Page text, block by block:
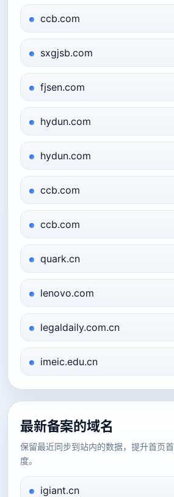
ccb.com
sxgjsb.com
fjsen.com
hydun.com
hydun.com
ccb.com
ccb.com
quark.cn
lenovo.com
legaldaily.com.cn
imeic.edu.cn
最新备案的域名
保留最近同步到站内的数据，提升首页
度。
igiant.cn